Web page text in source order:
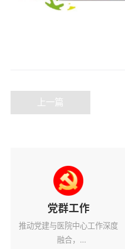
上一篇
党群工作
推动党建与医院中心工作深度
融合，